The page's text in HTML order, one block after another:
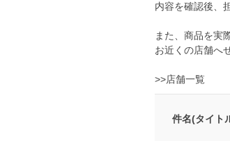
内容を確認後、
また、商品を実
お近くの店舗へ
>>店舗一覧
件名(タイト